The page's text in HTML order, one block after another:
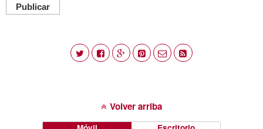
Publicar
Volver arriba